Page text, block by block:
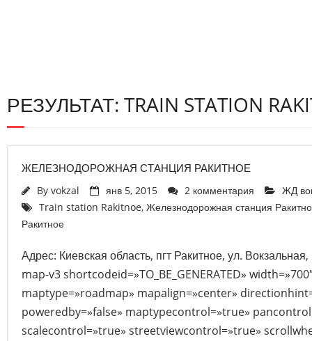
РЕЗУЛЬТАТ: TRAIN STATION
ЖЕЛЕЗНОДОРОЖНАЯ СТАНЦИЯ РАКИТНОЕ
By vokzal янв 5, 2015 2 комментария
ЖД
Train station Rakitnoe, Железнодорожная станция
Ракитное
Адрес: Киевская область, пгт Ракитное, ул.
map-v3 shortcodeid=»TO_BE_GENERATED»
maptype=»roadmap» mapalign=»center»
poweredby=»false» maptypecontrol=»true»
scalecontrol=»true» streetviewcontrol=»true»